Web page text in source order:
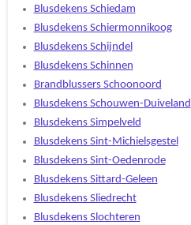
Blusdekens Schiedam
Blusdekens Schiermonnikoog
Blusdekens Schijndel
Blusdekens Schinnen
Brandblussers Schoonoord
Blusdekens Schouwen-Duiveland
Blusdekens Simpelveld
Blusdekens Sint-Michielsgestel
Blusdekens Sint-Oedenrode
Blusdekens Sittard-Geleen
Blusdekens Sliedrecht
Blusdekens Slochteren